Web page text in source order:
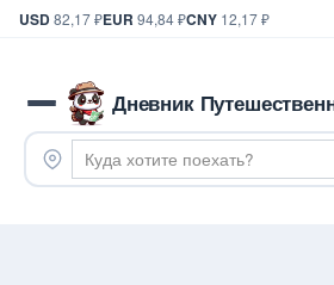
USD82,17 ₽EUR 94,84 ₽CNY 12,17 ₽
Дневник